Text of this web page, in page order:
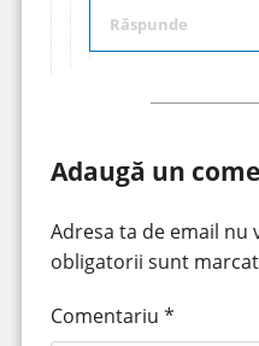
Răspunde
Adaugă un
Adresa ta de email nu
obligatorii sunt
Comentariu *